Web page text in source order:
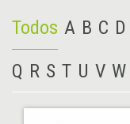
Todos A B C D
Q R S T U V W